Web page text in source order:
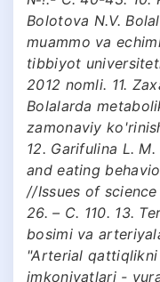
Bolotova N.V.
muammo va
tibbiyot
2012 nomli. 11.
Bolalarda
zamonaviy
12. Garifulina L.
and eating
//Issues of
26. – С. 110. 13.
bosimi va
"Arterial
imkoniyatlari -